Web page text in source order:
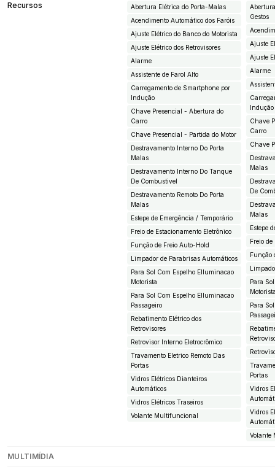
Recursos
Abertura Elétrica do Porta-Malas
Acendimento Automático dos Faróis
Ajuste Elétrico do Banco do Motorista
Ajuste Elétrico dos Retrovisores
Alarme
Assistente de Farol Alto
Carregamento de Smartphone por
Indução
Chave Presencial - Abertura do
Carro
Chave Presencial - Partida do Motor
Destravamento Interno Do Porta
Malas
Destravamento Interno Do Tanque
De Combustivel
Destravamento Remoto Do Porta
Malas
Estepe de Emergência / Temporário
Freio de Estacionamento Eletrônico
Função de Freio Auto-Hold
Limpador de Parabrisas Automáticos
Para Sol Com Espelho EIluminacao
Motorista
Para Sol Com Espelho EIluminacao
Passageiro
Rebatimento Elétrico dos
Retrovisores
Retrovisor Interno Eletrocrômico
Travamento Eletrico Remoto Das
Portas
Vidros Elétricos Dianteiros
Automáticos
Vidros Elétricos Traseiros
Volante Multifuncional
Gestos
Ajuste
Ajuste
Alarme
Indução
Chave
Carro
Chave
Malas
De
Malas
Estepe
Freio
Função
Para
Para
Portas
Vidros
Vidros
Volante
MULTIMÍDIA